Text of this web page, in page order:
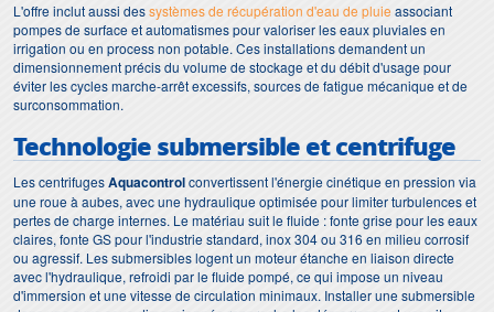
L'offre inclut aussi dessystèmes de récupération d'eau de pluie associant
pompes de surface et automatismes pour valoriser les eaux pluviales en
irrigation ou en process non potable. Ces installations demandent un
dimensionnement précis du volume de stockage et du débit d'usage pour
éviter les cycles marche-arrêt excessifs, sources de fatigue mécanique et de
surconsommation.
Technologie submersible et centrifuge
Les centrifugesAquacontrolconvertissent l'énergie cinétique en pression via
une roue à aubes, avec une hydraulique optimisée pour limiter turbulences et
pertes de charge internes. Le matériau suit le fluide : fonte grise pour les eaux
claires, fonte GS pour l'industrie standard, inox 304 ou 316 en milieu corrosif
ou agressif. Les submersibles logent un moteur étanche en liaison directe
avec l'hydraulique, refroidi par le fluide pompé, ce qui impose un niveau
d'immersion et une vitesse de circulation minimaux. Installer une submersible